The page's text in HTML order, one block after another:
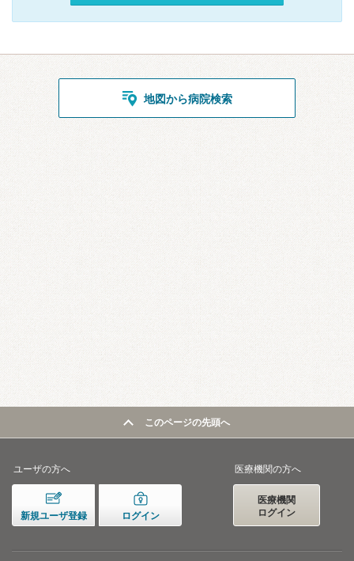
地図から病院検索
このページの先頭へ
ユーザの方へ
新規ユーザ登録 ログイン
医療機関の方へ
医療機関
ログイン